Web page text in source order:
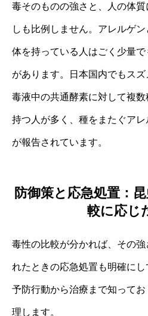
毒そのものの強さと、人の体
しも比例しません。アレルゲ
体を持っている人はごく少量
があります。日本国内でもス
毒液中の共通酵素に対して複
持つ人が多く、種をまたぐア
が報告されています。
防御策と応急処置：
較に応じ
毒性の比較が分かれば、その
れたときの応急処置も明確にし
予防行動から治療まで知って
理します。